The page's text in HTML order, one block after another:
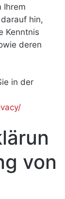
Ihrem
hin,
Kenntnis
deren
in der
von